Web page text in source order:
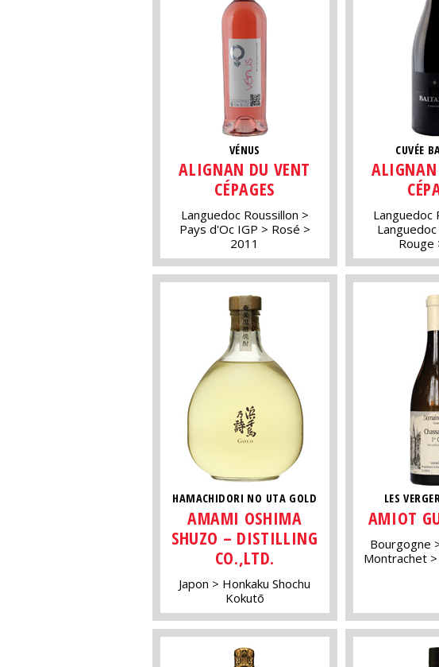
VÉNUS
ALIGNAN DU VENT
CÉPAGES
Languedoc Roussillon
Pays d'Oc IGP
Rosé
2011
CUVÉE
Languedoc
Rouge
HAMACHIDORI NO UTA GOLD
AMAMI OSHIMA
SHUZO – DISTILLING
CO.,LTD.
Japon
Honkaku Shochu
Kokutō
LES
AMIOT
Bourgogne
Montrachet